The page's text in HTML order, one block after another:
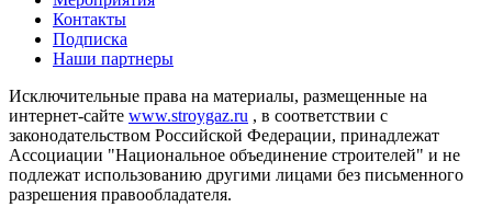
Контакты
Подписка
Наши партнеры
Исключительные права на материалы, размещенные на
интернет-сайте www.stroygaz.ru , в соответствии с
законодательством Российской Федерации, принадлежат
Ассоциации "Национальное объединение строителей" и не
подлежат использованию другими лицами без письменного
разрешения правообладателя.